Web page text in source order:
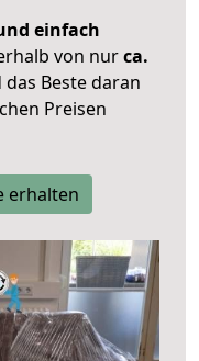
einfach
von nurca.
Beste daran
Preisen
erhalten